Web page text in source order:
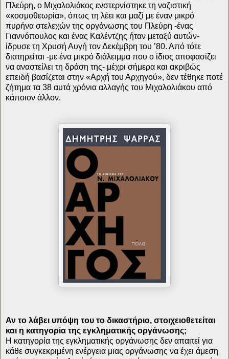
Πλεύρη, ο Μιχαλολιάκος ενστερνίστηκε τη ναζιστική
«κοσμοθεωρία», όπως τη λέει και μαζί με έναν μικρό
πυρήνα στελεχών της οργάνωσης του Πλεύρη -ένας
Γιαννόπουλος και ένας Καλέντζης ήταν μεταξύ αυτών-
ίδρυσε τη Χρυσή Αυγή τον Δεκέμβρη του ’80. Από τότε
διατηρείται -με ένα μικρό διάλειμμα που ο ίδιος αποφασίζει
να αναστείλει τη δράση της- μέχρι σήμερα και ακριβώς
επειδή βασίζεται στην «Αρχή του Αρχηγού», δεν τέθηκε ποτέ
ζήτημα τα 38 αυτά χρόνια αλλαγής του Μιχαλολιάκου από
κάποιον άλλον.
Αν το λάβει υπόψη του το δικαστήριο, στοιχειοθετείται
και η κατηγορία της εγκληματικής οργάνωσης;
Η κατηγορία της εγκληματικής οργάνωσης δεν απαιτεί για
κάθε συγκεκριμένη ενέργεια μιας οργάνωσης να έχει άμεση